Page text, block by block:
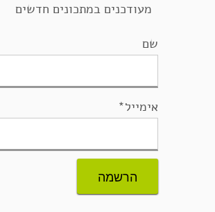
מעודכנים במתכונים חדשים
שם
אימייל*